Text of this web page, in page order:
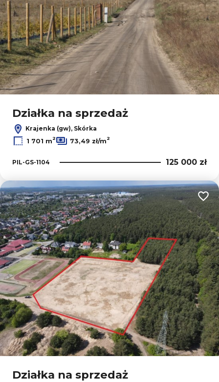
Działka na sprzedaż
Krajenka (gw), Skórka
1 701 m2 73,49 zł/m2
PIL-GS-1104 125 000 zł
Działka na sprzedaż